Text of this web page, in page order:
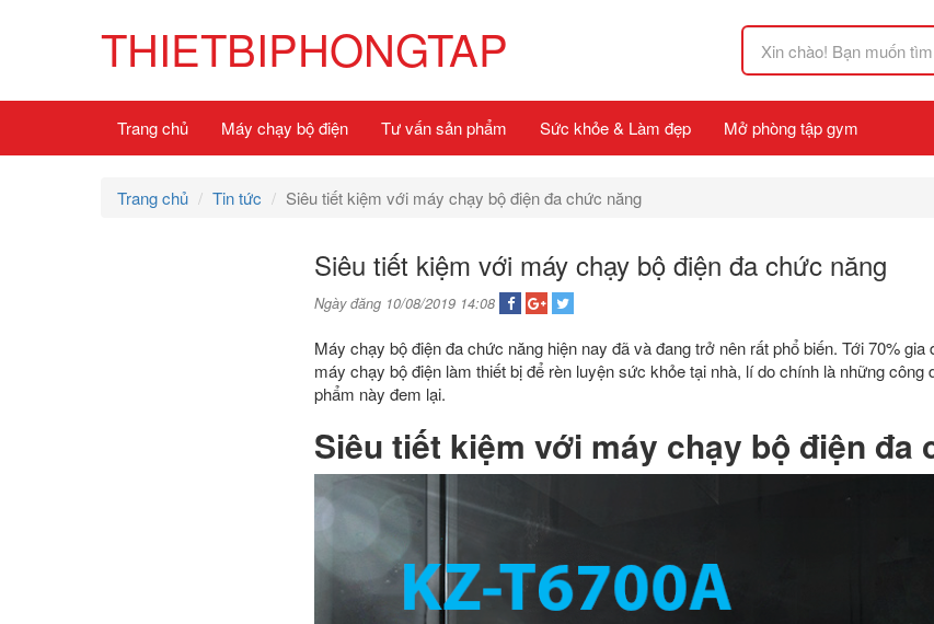
THIETBIPHONGTAP
Trang chủ Máy chạy bộ điện Tư vấn sản phẩm Sức khỏe & Làm đẹp Mở phòng tập gym
Trang chủ Tin tức Siêu tiết kiệm với máy chạy bộ điện đa chức năng
Siêu tiết kiệm với máy chạy bộ điện đa chức năng
Ngày đăng 10/08/2019 14:08
Máy chạy bộ điện đa chức năng hiện nay đã và đang trở nên rất phổ biến. Tới 70%
máy chạy bộ điện làm thiết bị để rèn luyện sức khỏe tại nhà, lí do chính là những
phẩm này đem lại.
Siêu tiết kiệm với máy chạy bộ điện đa